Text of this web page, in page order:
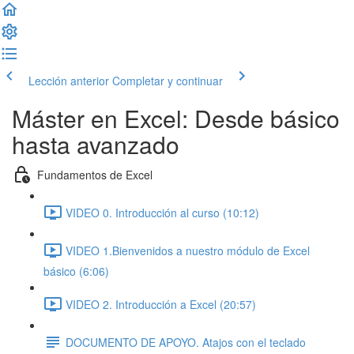
Lección anterior Completar y continuar
Máster en Excel: Desde básico
hasta avanzado
Fundamentos de Excel
VIDEO 0. Introducción al curso (10:12)
VIDEO 1.Bienvenidos a nuestro módulo de Excel
básico (6:06)
VIDEO 2. Introducción a Excel (20:57)
DOCUMENTO DE APOYO. Atajos con el teclado